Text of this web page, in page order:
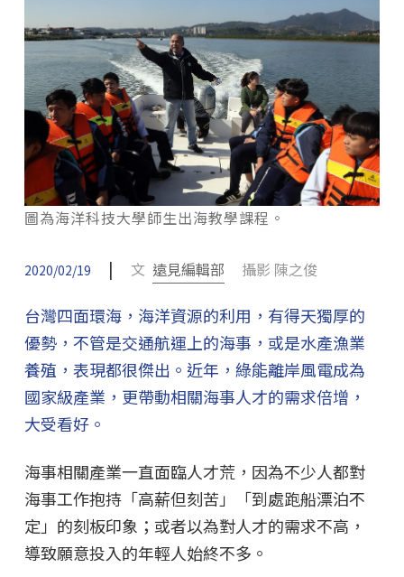
圖為海洋科技大學師生出海教學課程。
2020/02/19 | 文 遠見編輯部 攝影 陳之俊
台灣四面環海，海洋資源的利用，有得天獨厚的
優勢，不管是交通航運上的海事，或是水產漁業
養殖，表現都很傑出。近年，綠能離岸風電成為
國家級產業，更帶動相關海事人才的需求倍增，
大受看好。
海事相關產業一直面臨人才荒，因為不少人都對
海事工作抱持「高薪但刻苦」「到處跑船漂泊不
定」的刻板印象；或者以為對人才的需求不高，
導致願意投入的年輕人始終不多。